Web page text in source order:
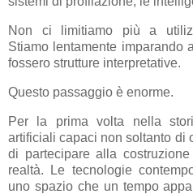
Non ci limitiamo più a
Stiamo lentamente imparando
fossero strutture interpretative.
Questo passaggio è enorme.
Per la prima volta nella
artificiali capaci non soltanto di
di partecipare alla
realtà. Le tecnologie
uno spazio che un tempo